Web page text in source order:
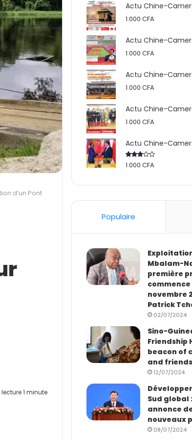
d’un Pont
1 minute
Actu Chine-
1.000CFA
Actu Chine-
1.000CFA
Actu Chine-
1.000CFA
Actu Chine-
1.000CFA
Actu Chine-
Rated
1.000CFA
Populaire
Mbalam-
première
commence
novembre
Patrick
02/07/2024
Sino-
Friendship
beacon of
and
12/07/2024
Sud global
annonce
nouveaux
08/07/2024